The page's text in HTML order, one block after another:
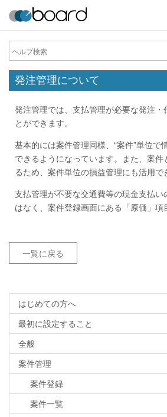
発注管理について
発注管理では、支払管理が必要な発注・
とができます。
基本的には案件管理同様、“案件”単位で
できるようになっています。また、案件
るため、案件単位の損益管理にも活用で
支払管理が不要な交通費等の現金支払
はなく、案件登録画面にある「原価」項
一覧に戻る
はじめての方へ
最初に設定すること
全般
案件管理
案件登録
案件一覧